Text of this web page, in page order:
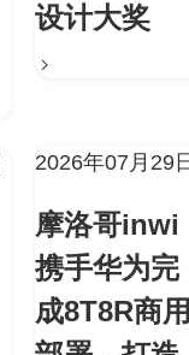
设计大奖
2026年07月29
摩洛哥inwi
携手华为完
成8T8R商